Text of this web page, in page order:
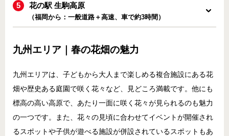
花の駅 生駒高原
（福岡から：一般道路＋高速、車で約3時間）
九州エリア｜春の花畑の魅力
九州エリアは、子どもから大人まで楽しめる複合施設にある花
畑や歴史ある庭園で咲く花々など、見どころ満載です。他にも
標高の高い高原で、あたり一面に咲く花々が見られるのも魅力
の一つです。また、花々の見頃に合わせてイベントが開催され
るスポットや子供が遊べる施設が併設されているスポットもあ